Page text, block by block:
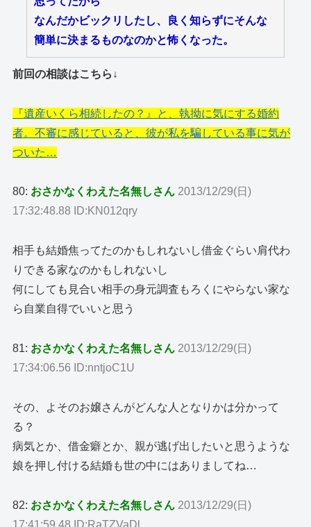
なんだかビックリしたし、良く知らずにそんな
簡単に決まるものなのかと怖くなった。
前回の相談はこちら↓
『遺産いくら相続したの？』と、執拗に気にする婚約
者。不審に感じていると、彼が私を騙している事に気が
ついた…
80: おさかなくわえた名無しさん 2013/12/29(日)
17:32:48.88 ID:KN012qry
相手も結婚焦ってたのかもしれないし借金ぐらい肩代わ
りできる家なのかもしれないし
何にしても見合い相手の身元調査もろくにやらない家な
ら自業自得でいいと思う
81: おさかなくわえた名無しさん 2013/12/29(日)
17:34:06.56 ID:nntjoC1U
その、よそのお嬢さんがどんな人となりかは分かって
る？
病気とか、借金癖とか、親が逃げ出したいと思うような
娘を押し付ける結婚も世の中にはありましてね…
82: おさかなくわえた名無しさん 2013/12/29(日)
17:41:59.48 ID:RaTZVaDl